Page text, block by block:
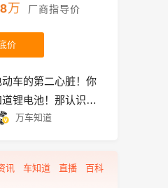
万 厂商指导价
价
动车的第二心脏！你
道锂电池！那认识
电池、固态电池
万车知道
讯 车知道 直播 百科